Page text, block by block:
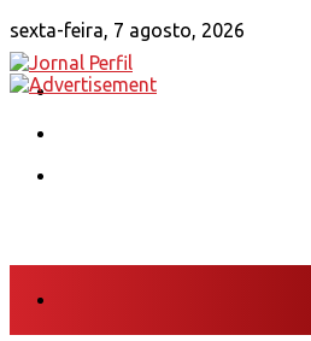
sexta-feira, 7 agosto, 2026